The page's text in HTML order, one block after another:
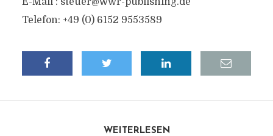
Telefon: +49 (0) 6152 9553589
WEITERLESEN